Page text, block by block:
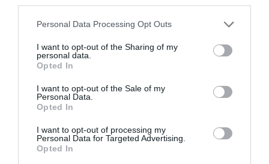
Personal Data Processing Opt Outs
I want to opt-out of the Sharing of my
personal data.
Opted In
I want to opt-out of the Sale of my
Personal Data.
Opted In
I want to opt-out of processing my
Personal Data for Targeted Advertising.
Opted In